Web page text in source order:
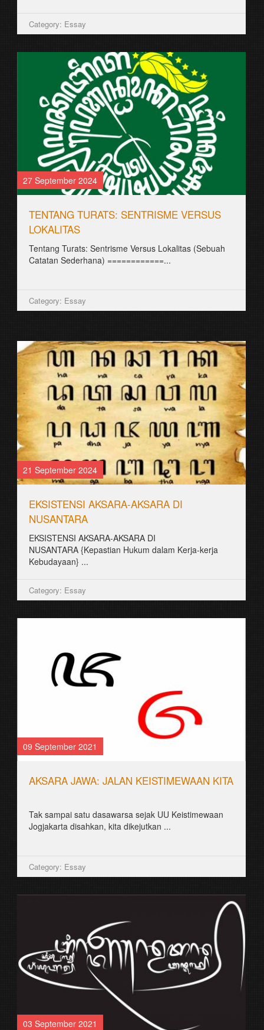
Category: Aksara Jawa
26 August 2021
ꦧꦧ꧀ꦠꦸꦠꦸꦮꦸꦃꦲꦤ꧀
꧋ꦧꦸꦏꦸꦆꦤꦶꦠꦼꦂꦧꦶꦠ꧀ꦥꦣꦠꦲꦸꦤ꧀ 1911꧈
ꦣꦶꦠꦸꦭꦶꦱ꧀ꦎꦭꦺꦃꦱꦼꦎꦫꦁꦧꦼꦭꦤ꧀ꦝ ꧊ꦏ꧀ꦭꦺꦴꦥꦼꦤ꧀ꦧꦸꦫ꧀ꦒ꧀
Category: Aksara Jawa
26 August 2021
ꦱꦿꦮꦸꦁ SRAWUNG
꧋ꦱꦿꦮꦸꦁ
꧋ꦱꦿꦮꦸꦁ꧌ꦗꦮ꧍ꦈꦩꦸꦩ꧀ꦚꦣꦶꦩꦏ꧀ꦤꦻꦱꦼꦧꦒꦻꦧꦼꦂꦒꦻꦴꦭ꧀ꦄꦠꦻꦴꦩꦼꦩ꧀ꦧꦻꦴꦂ꧉
ꦣꦶꦩꦱꦾꦫꦏꦠ꧀ꦗꦮꦈꦩꦸꦩ꧀ꦚꦱꦿꦮꦸꦁꦧꦶꦱ...
Category: Essay
25 August 2021
ꦏꦶꦱꦸꦠꦠ꧀ꦩꦧꦸꦏꦶꦠ꧀ꦧꦁꦏꦺꦭ꧀
Category: Aksara Jawa
25 August 2021